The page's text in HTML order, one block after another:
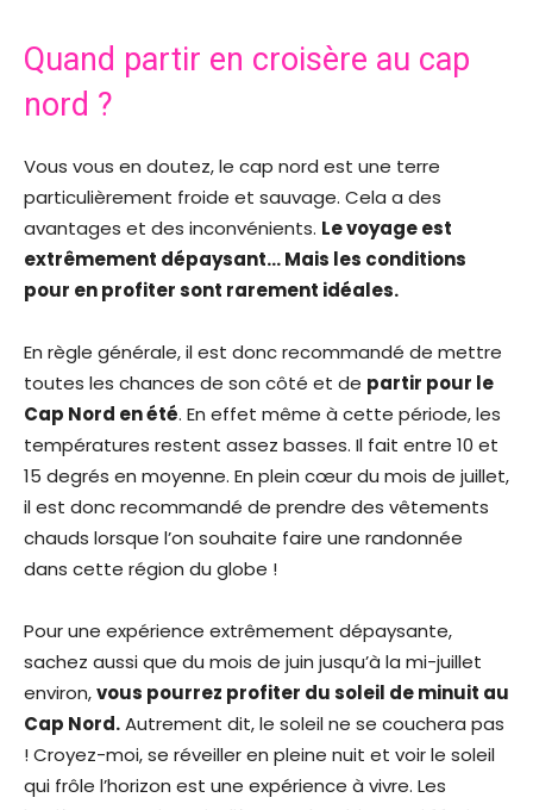
Quand partir en croisère au cap
nord ?
Vous vous en doutez, le cap nord est une terre
particulièrement froide et sauvage. Cela a des
avantages et des inconvénients. Le voyage est
extrêmement dépaysant… Mais les conditions
pour en profiter sont rarement idéales.
En règle générale, il est donc recommandé de mettre
toutes les chances de son côté et de partir pour le
Cap Nord en été. En effet même à cette période, les
températures restent assez basses. Il fait entre 10 et
15 degrés en moyenne. En plein cœur du mois de juillet,
il est donc recommandé de prendre des vêtements
chauds lorsque l’on souhaite faire une randonnée
dans cette région du globe !
Pour une expérience extrêmement dépaysante,
sachez aussi que du mois de juin jusqu’à la mi-juillet
environ,vous pourrez profiter du soleil de minuit au
Cap Nord.Autrement dit, le soleil ne se couchera pas
! Croyez-moi, se réveiller en pleine nuit et voir le soleil
qui frôle l’horizon est une expérience à vivre. Les